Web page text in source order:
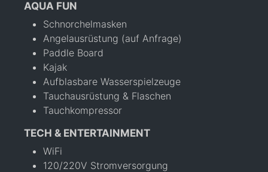
AQUA FUN
Schnorchelmasken
Angelausrüstung (auf Anfrage)
Paddle Board
Kajak
Aufblasbare Wasserspielzeuge
Tauchausrüstung & Flaschen
Tauchkompressor
TECH & ENTERTAINMENT
WiFi
120/220V Stromversorgung